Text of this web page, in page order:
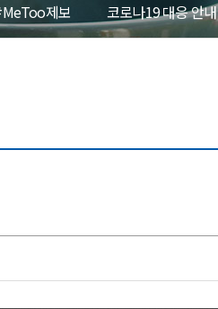
근로장학금
제보 코로나19 대응 안내